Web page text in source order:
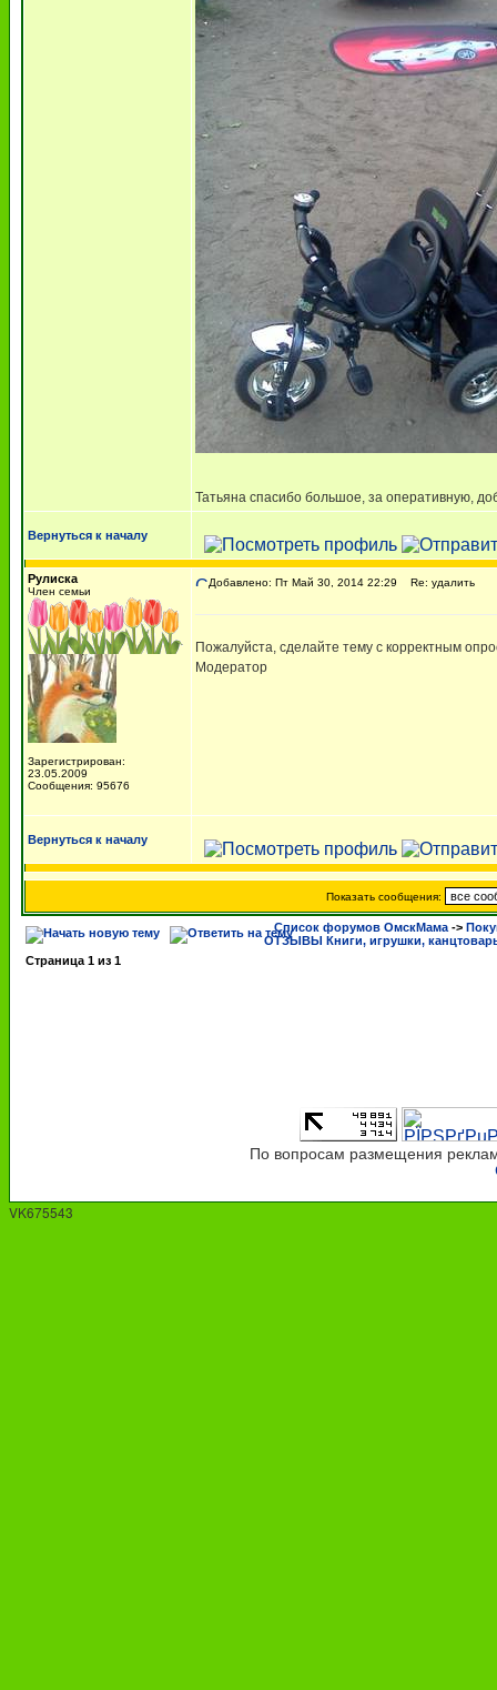
Татьяна спасибо большое, за оперативную,
Вернуться к началу
Рулиска
Член семьи
Зарегистрирован:
23.05.2009
Сообщения: 95676
Добавлено: Пт Май 30, 2014 22:29 Re: удалить
Пожалуйста, сделайте тему с корректным
Модератор
Вернуться к началу
Показать сообщения:
Список форумов ОмскМама ->
ОТЗЫВЫ Книги, игрушки,
Страница 1 из 1
По вопросам размещения
VK675543